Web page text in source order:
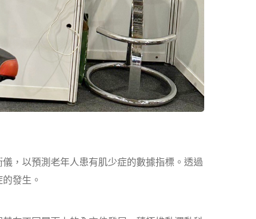
，以預測老年人患有肌少症的數據指標。透過
發生。